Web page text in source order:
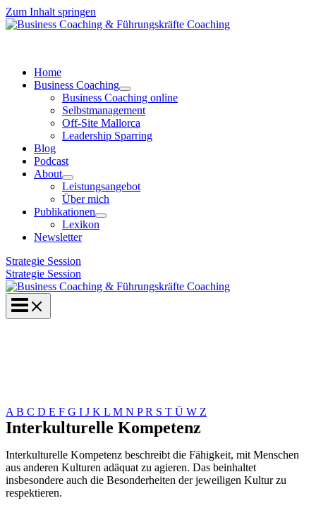
Zum Inhalt springen
Home
Business Coaching
Business Coaching online
Selbstmanagement
Off-Site Mallorca
Leadership Sparring
Blog
Podcast
About
Leistungsangebot
Über mich
Publikationen
Lexikon
Newsletter
Strategie Session
Strategie Session
A B C D E F G I J K L M N PR S T Ü W Z
Interkulturelle Kompetenz
Interkulturelle Kompetenz beschreibt die Fähigkeit, mit Menschen
aus anderen Kulturen adäquat zu agieren. Das beinhaltet
insbesondere auch die Besonderheiten der jeweiligen Kultur zu
respektieren.